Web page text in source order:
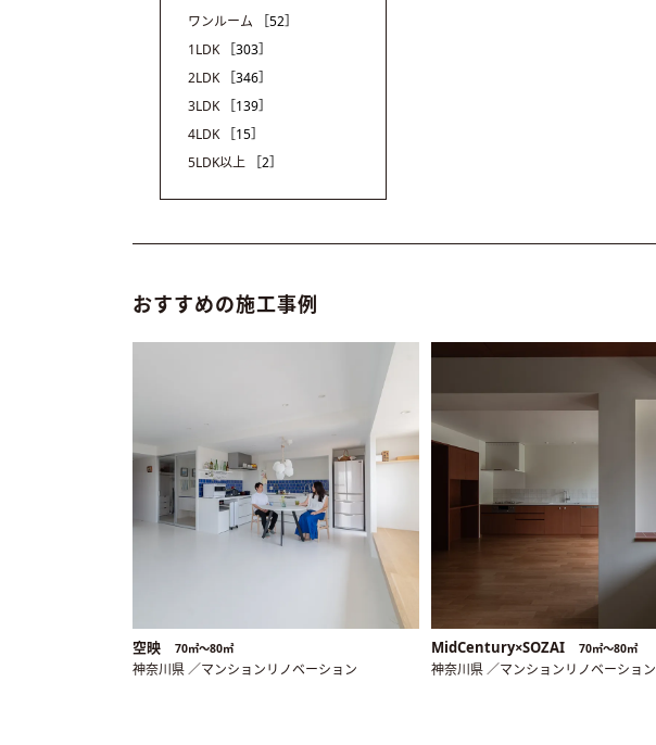
ワンルーム
［52］
1LDK
［303］
2LDK
［346］
3LDK
［139］
4LDK
［15］
5LDK以上
［2］
おすすめの施工事例
空映 70㎡〜80㎡
神奈川県 ／マンションリノベーション
MidCentury×SOZAI 70㎡〜80㎡
神奈川県 ／マンションリノベーション